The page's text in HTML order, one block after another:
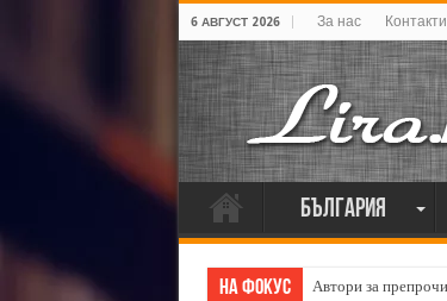
6 АВГУСТ 2026 За нас Контакти
България
На фокус Автори за
Кирил Кадийски: